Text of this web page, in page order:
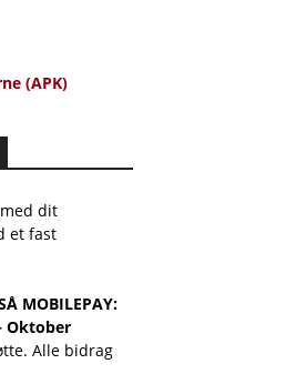
(APK)
dit
et fast
MOBILEPAY:
Oktober
Alle bidrag